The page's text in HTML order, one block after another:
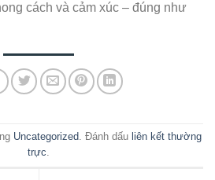
cách và cảm xúc – đúng như
Uncategorized. Đánh dấu liên kết thường
trực.